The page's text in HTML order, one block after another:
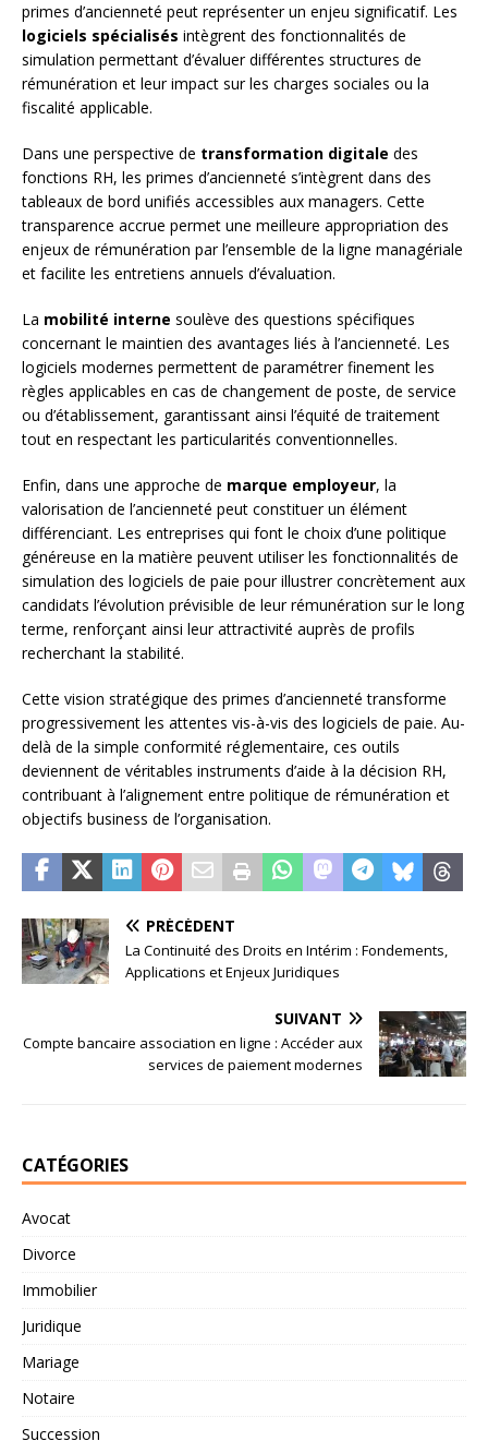
primes d’ancienneté peut représenter un enjeu significatif. Les
logiciels spécialisés intègrent des fonctionnalités de
simulation permettant d’évaluer différentes structures de
rémunération et leur impact sur les charges sociales ou la
fiscalité applicable.
Dans une perspective de transformation digitale des
fonctions RH, les primes d’ancienneté s’intègrent dans des
tableaux de bord unifiés accessibles aux managers. Cette
transparence accrue permet une meilleure appropriation des
enjeux de rémunération par l’ensemble de la ligne managériale
et facilite les entretiens annuels d’évaluation.
La mobilité interne soulève des questions spécifiques
concernant le maintien des avantages liés à l’ancienneté. Les
logiciels modernes permettent de paramétrer finement les
règles applicables en cas de changement de poste, de service
ou d’établissement, garantissant ainsi l’équité de traitement
tout en respectant les particularités conventionnelles.
Enfin, dans une approche de marque employeur, la
valorisation de l’ancienneté peut constituer un élément
différenciant. Les entreprises qui font le choix d’une politique
généreuse en la matière peuvent utiliser les fonctionnalités de
simulation des logiciels de paie pour illustrer concrètement aux
candidats l’évolution prévisible de leur rémunération sur le long
terme, renforçant ainsi leur attractivité auprès de profils
recherchant la stabilité.
Cette vision stratégique des primes d’ancienneté transforme
progressivement les attentes vis-à-vis des logiciels de paie. Au-
delà de la simple conformité réglementaire, ces outils
deviennent de véritables instruments d’aide à la décision RH,
contribuant à l’alignement entre politique de rémunération et
objectifs business de l’organisation.
PRÉCÉDENT
La Continuité des Droits en Intérim : Fondements,
Applications et Enjeux Juridiques
SUIVANT
Compte bancaire association en ligne : Accéder aux
services de paiement modernes
CATÉGORIES
Avocat
Divorce
Immobilier
Juridique
Mariage
Notaire
Succession